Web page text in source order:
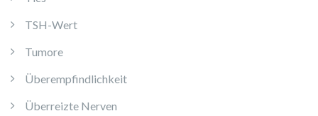
TSH-Wert
Tumore
Überempfindlichkeit
Überreizte Nerven